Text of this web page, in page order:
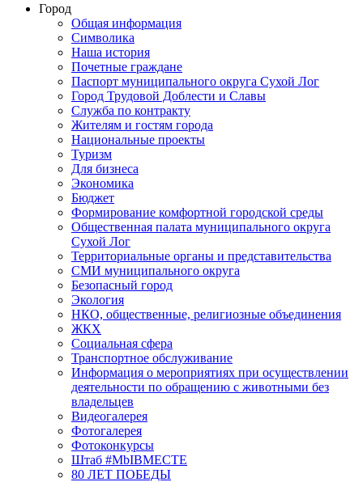
Город
Общая информация
Символика
Наша история
Почетные граждане
Паспорт муниципального округа Сухой Лог
Город Трудовой Доблести и Славы
Служба по контракту
Жителям и гостям города
Национальные проекты
Туризм
Для бизнеса
Экономика
Бюджет
Формирование комфортной городской среды
Общественная палата муниципального округа
Сухой Лог
Территориальные органы и представительства
СМИ муниципального округа
Безопасный город
Экология
НКО, общественные, религиозные объединения
ЖКХ
Социальная сфера
Транспортное обслуживание
Информация о мероприятиях при осуществлении
деятельности по обращению с животными без
владельцев
Видеогалерея
Фотогалерея
Фотоконкурсы
Штаб #MbIBMECTE
80 ЛЕТ ПОБЕДЫ